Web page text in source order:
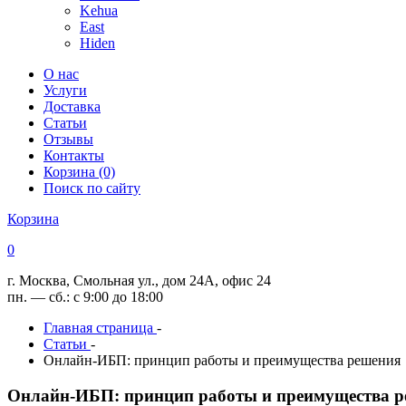
Kehua
East
Hiden
О нас
Услуги
Доставка
Статьи
Отзывы
Контакты
Корзина (0)
Поиск по сайту
Корзина
0
г. Москва, Смольная ул., дом 24А, офис 24
пн. — сб.: с 9:00 до 18:00
Главная страница -
Статьи -
Онлайн-ИБП: принцип работы и преимущества решения
Онлайн-ИБП: принцип работы и преимущества